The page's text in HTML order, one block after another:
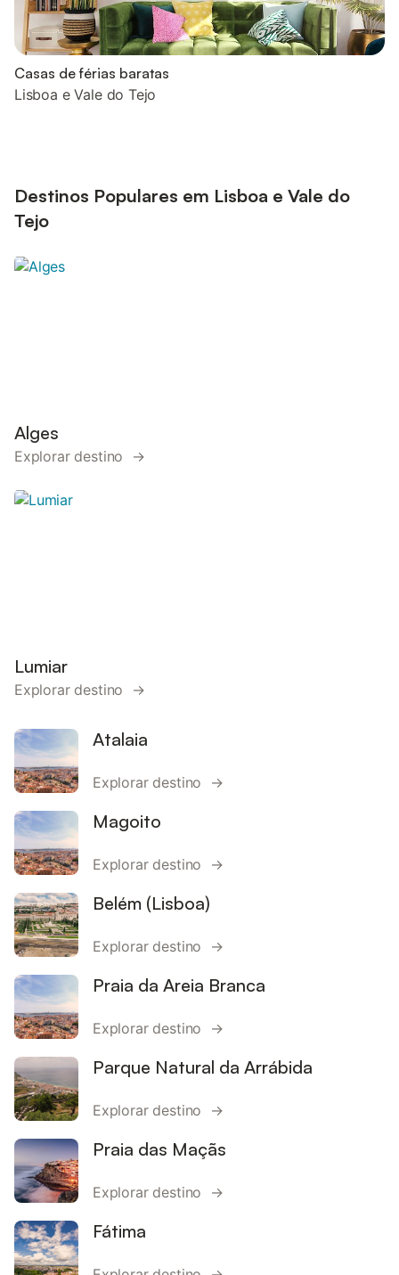
Casas de férias baratas
Lisboa e Vale do Tejo
Destinos Populares em Lisboa e Vale do
Tejo
Alges
Explorar destino →
Lumiar
Explorar destino →
Atalaia
Explorar destino →
Magoito
Explorar destino →
Belém (Lisboa)
Explorar destino →
Praia da Areia Branca
Explorar destino →
Parque Natural da Arrábida
Explorar destino →
Praia das Maçãs
Explorar destino →
Fátima